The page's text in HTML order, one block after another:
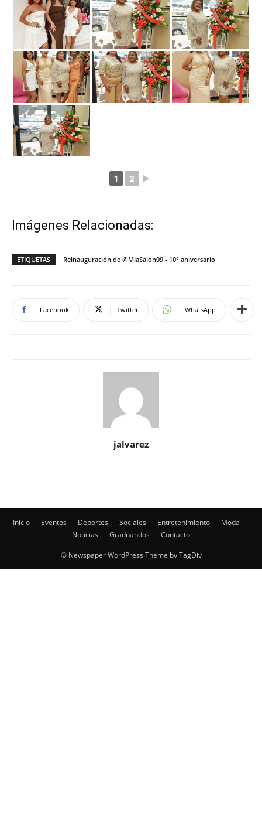
1 2 ►
Imágenes Relacionadas:
ETIQUETAS Reinauguración de @MiaSalon09 - 10° aniversario
Facebook Twitter WhatsApp
jalvarez
Inicio Eventos Deportes Sociales Entretenimiento
Moda
Noticias
Graduandos Contacto
© Newspaper WordPress Theme by TagDiv